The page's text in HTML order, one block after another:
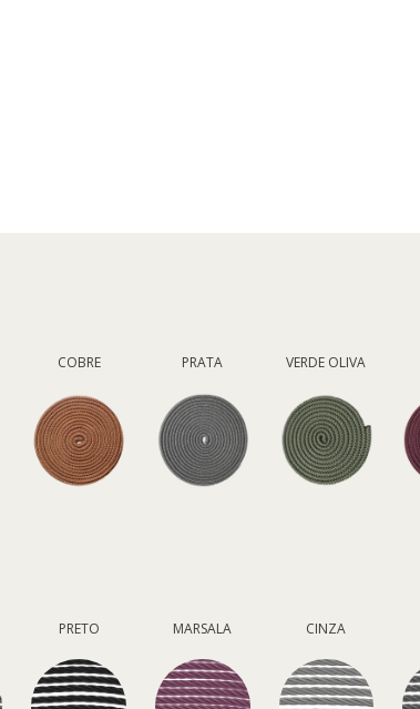
COBRE PRATA VERDE OLIVA
PRETO MARSALA CINZA